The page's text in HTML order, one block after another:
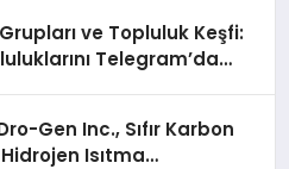
ve Topluluk Keşfi:
Telegram’da
Gen Inc., Sıfır Karbon
Isıtma